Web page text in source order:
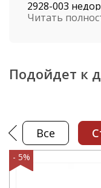
2928-003
сайте нашего
компании.
711 и быстрая
поразит
покупателей.
Москве и
Читать
Подойдет к
Все
- 5%